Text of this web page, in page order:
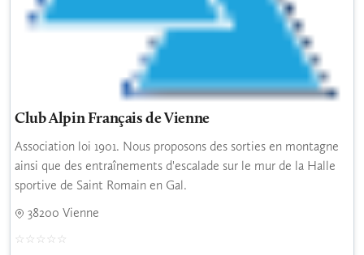
Club Alpin Français de Vienne
Association loi 1901. Nous proposons des sorties en montagne
ainsi que des entraînements d'escalade sur le mur de la Halle
sportive de Saint Romain en Gal.
38200 Vienne